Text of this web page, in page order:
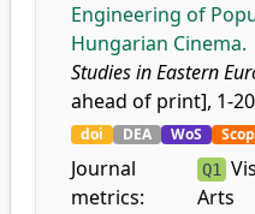
Engineering of
Hungarian Cinema.
Studies in Eastern
ahead of print], 1-
doi DEA WoS
Journal
metrics:
Q1
Arts